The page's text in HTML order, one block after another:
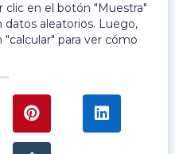
clic en el botón "Muestra"
datos aleatorios. Luego,
para ver cómo